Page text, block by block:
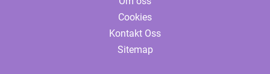
Cookies
Kontakt Oss
Sitemap